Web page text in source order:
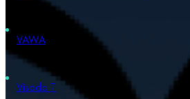
VAWA
Visado T